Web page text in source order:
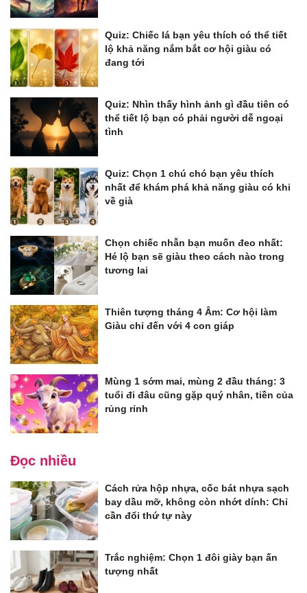
Quiz: Chiếc lá bạn yêu thích có thể tiết
lộ khả năng nắm bắt cơ hội giàu có
đang tới
Quiz: Nhìn thấy hình ảnh gì đầu tiên có
thể tiết lộ bạn có phải người dễ ngoại
tình
Quiz: Chọn 1 chú chó bạn yêu thích
nhất để khám phá khả năng giàu có khi
về già
Chọn chiếc nhẫn bạn muốn đeo nhất:
Hé lộ bạn sẽ giàu theo cách nào trong
tương lai
Thiên tượng tháng 4 Âm: Cơ hội làm
Giàu chỉ đến với 4 con giáp
Mùng 1 sớm mai, mùng 2 đầu tháng: 3
tuổi đi đâu cũng gặp quý nhân, tiền của
rủng rỉnh
Đọc nhiều
Cách rửa hộp nhựa, cốc bát nhựa sạch
bay dầu mỡ, không còn nhớt dính: Chỉ
cần đổi thứ tự này
Trắc nghiệm: Chọn 1 đôi giày bạn ấn
tượng nhất